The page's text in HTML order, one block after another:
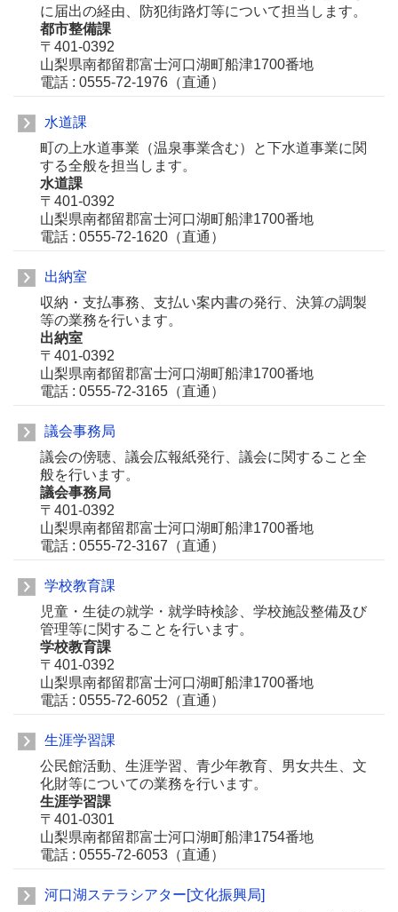
に届出の経由、防犯街路灯等について担当します。
都市整備課
〒401-0392
山梨県南都留郡富士河口湖町船津1700番地
電話 : 0555-72-1976（直通）
水道課
町の上水道事業（温泉事業含む）と下水道事業に関
する全般を担当します。
水道課
〒401-0392
山梨県南都留郡富士河口湖町船津1700番地
電話 : 0555-72-1620（直通）
出納室
収納・支払事務、支払い案内書の発行、決算の調製
等の業務を行います。
出納室
〒401-0392
山梨県南都留郡富士河口湖町船津1700番地
電話 : 0555-72-3165（直通）
議会事務局
議会の傍聴、議会広報紙発行、議会に関すること全
般を行います。
議会事務局
〒401-0392
山梨県南都留郡富士河口湖町船津1700番地
電話 : 0555-72-3167（直通）
学校教育課
児童・生徒の就学・就学時検診、学校施設整備及び
管理等に関することを行います。
学校教育課
〒401-0392
山梨県南都留郡富士河口湖町船津1700番地
電話 : 0555-72-6052（直通）
生涯学習課
公民館活動、生涯学習、青少年教育、男女共生、文
化財等についての業務を行います。
生涯学習課
〒401-0301
山梨県南都留郡富士河口湖町船津1754番地
電話 : 0555-72-6053（直通）
河口湖ステラシアター[文化振興局]